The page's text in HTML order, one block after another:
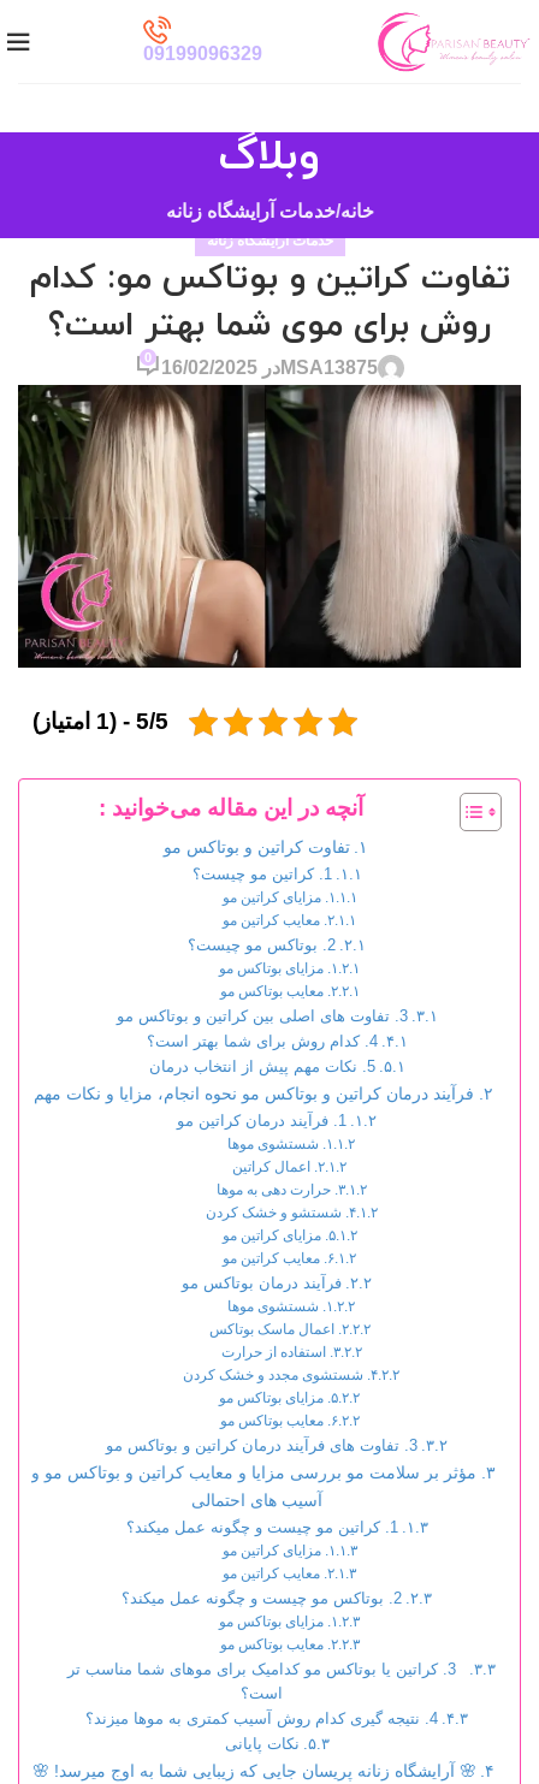
09199096329
وبلاگ
خانه خدمات آرایشگاه زنانه
خدمات آرایشگاه زنانه
تفاوت کراتین و بوتاکس مو: کدام
روش برای موی شما بهتر است؟
MSA13875در 16/02/2025
0
5/5 - (1 امتیاز)
آنچه در این مقاله می‌خوانید :
تفاوت کراتین و بوتاکس مو
1. کراتین مو چیست؟
مزایای کراتین مو
معایب کراتین مو
2. بوتاکس مو چیست؟
مزایای بوتاکس مو
معایب بوتاکس مو
3. تفاوت های اصلی بین کراتین و بوتاکس مو
4. کدام روش برای شما بهتر است؟
5. نکات مهم پیش از انتخاب درمان
فرآیند درمان کراتین و بوتاکس مو نحوه انجام، مزایا و نکات مهم
1. فرآیند درمان کراتین مو
شستشوی موها
اعمال کراتین
حرارت دهی به موها
شستشو و خشک کردن
مزایای کراتین مو
معایب کراتین مو
فرآیند درمان بوتاکس مو
شستشوی موها
اعمال ماسک بوتاکس
استفاده از حرارت
شستشوی مجدد و خشک کردن
مزایای بوتاکس مو
معایب بوتاکس مو
3. تفاوت های فرآیند درمان کراتین و بوتاکس مو
مؤثر بر سلامت مو بررسی مزایا و معایب کراتین و بوتاکس مو و
آسیب های احتمالی
1. کراتین مو چیست و چگونه عمل میکند؟
مزایای کراتین مو
معایب کراتین مو
2. بوتاکس مو چیست و چگونه عمل میکند؟
مزایای بوتاکس مو
معایب بوتاکس مو
3. کراتین یا بوتاکس مو کدامیک برای موهای شما مناسب تر
است؟
4. نتیجه گیری کدام روش آسیب کمتری به موها میزند؟
نکات پایانی
🌸 آرایشگاه زنانه پریسان جایی که زیبایی شما به اوج میرسد! 🌸